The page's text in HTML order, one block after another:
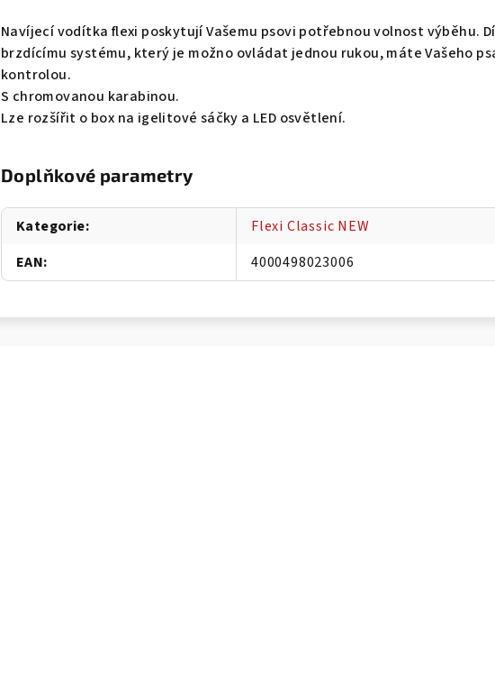
Navíjecí vodítka flexi poskytují Vašemu psovi potřebnou volnost výběhu.
brzdícímu systému, který je možno ovládat jednou rukou, máte Vašeho
kontrolou.
S chromovanou karabinou.
Lze rozšířit o box na igelitové sáčky a LED osvětlení.
Doplňkové parametry
Kategorie:
Flexi Classic NEW
EAN: 4000498023006